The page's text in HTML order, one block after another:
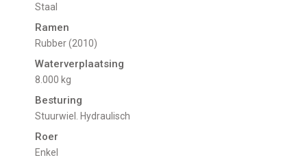
Staal
Ramen
Rubber (2010)
Waterverplaatsing
8.000 kg
Besturing
Stuurwiel. Hydraulisch
Roer
Enkel